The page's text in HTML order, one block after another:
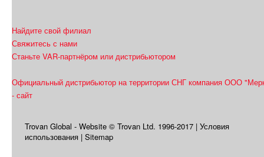
Найдите свой филиал
Свяжитесь с нами
Станьте VAR-партнёром или дистрибьютором
Официальный дистрибьютор на территории СНГ компания ООО
- сайт
Trovan Global - Website © Trovan Ltd. 1996-2017 |Условия
использования | Sitemap